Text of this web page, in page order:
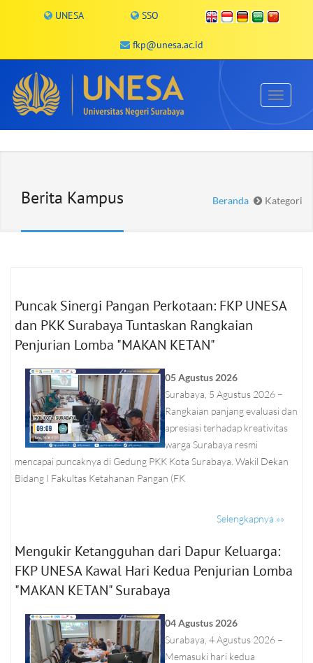
UNESA SSO
fkp@unesa.ac.id
Berita Kampus Beranda Kategori
Puncak Sinergi Pangan Perkotaan: FKP UNESA
dan PKK Surabaya Tuntaskan Rangkaian
Penjurian Lomba "MAKAN KETAN"
05 Agustus 2026
Surabaya, 5 Agustus 2026 –
Rangkaian panjang evaluasi dan
apresiasi terhadap kreativitas
warga Surabaya resmi
mencapai puncaknya di Gedung PKK Kota Surabaya. Wakil Dekan
Bidang I Fakultas Ketahanan Pangan (FK
Selengkapnya »»
Mengukir Ketangguhan dari Dapur Keluarga:
FKP UNESA Kawal Hari Kedua Penjurian Lomba
"MAKAN KETAN" Surabaya
04 Agustus 2026
Surabaya, 4 Agustus 2026 –
Memasuki hari kedua